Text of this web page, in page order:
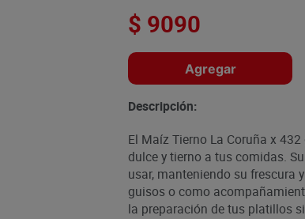
$ 9090
Agregar
Descripción:
El Maíz Tierno La Coruña x
dulce y tierno a tus comidas.
usar, manteniendo su frescura
guisos o como
la preparación de tus platillos